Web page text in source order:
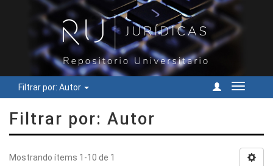
Filtrar por: Autor
Cambiar
Filtrar por: Autor
Mostrando ítems 1-10 de 1